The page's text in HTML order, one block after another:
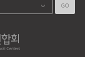
GO